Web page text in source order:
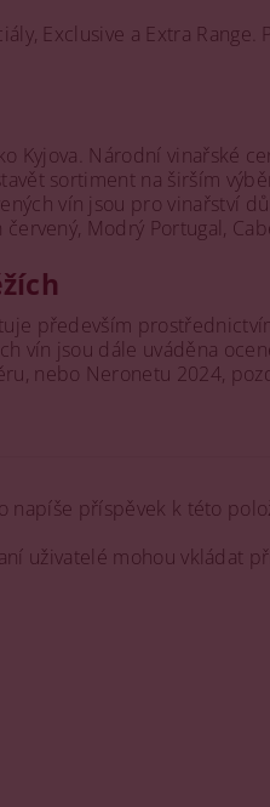
Exclusive a Extra
Kyjova. Národní vinařské
sortiment na širším
vín jsou pro vinařství
Modrý Portugal,
především
vín jsou dále uváděna
nebo Neronetu 2024,
napíše příspěvek k této
uživatelé mohou vkládat